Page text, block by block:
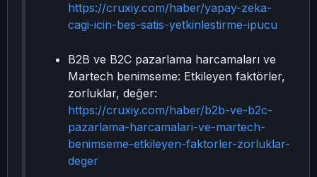
https://cruxiy.com/haber/yapay-zeka-
cagi-icin-bes-satis-yetkinlestirme-ipucu
B2B ve B2C pazarlama harcamaları ve
Martech benimseme: Etkileyen faktörler,
zorluklar, değer:
https://cruxiy.com/haber/b2b-ve-b2c-
pazarlama-harcamalari-ve-martech-
benimseme-etkileyen-faktorler-zorluklar-
deger